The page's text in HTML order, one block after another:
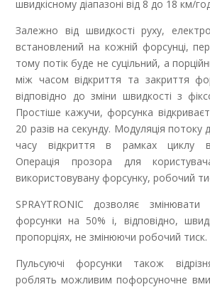
швидкісному діапазоні від 8 до 18 км/
Залежно від швидкості руху,
встановлений на кожній форсунці,
тому потік буде не суцільний, а
між часом відкриття та закриття
відповідно до зміни швидкості з
Простіше кажучи, форсунка
20 разів на секунду. Модуляція потоку
часу відкриття в рамках циклу
Операція прозора для
використовувану форсунку, робочий
SPRAYTRONIC дозволяє змінювати
форсунки на 50% і, відповідно,
пропорціях, не змінюючи робочий тиск.
Пульсуючі форсунки також
роблять можливим пофорсуночне